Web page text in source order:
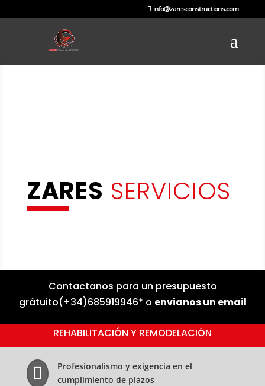
info@zaresconstructions.com
ZARES SERVICIOS
Contactanos para un presupuesto
grátuito(+34)685919946* o envianos un email
REHABILITACIÓN Y REMODELACIÓN

Profesionalismo y exigencia en el
cumplimiento de plazos